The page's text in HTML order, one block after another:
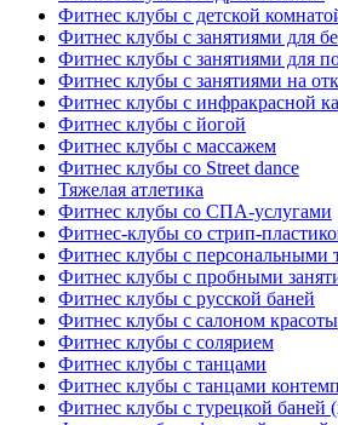
Фитнес клубы с детской
Фитнес клубы с занятиями для
Фитнес клубы с занятиями для
Фитнес клубы с занятиями на
Фитнес клубы с инфракрасной
Фитнес клубы с йогой
Фитнес клубы с массажем
Фитнес клубы со Street dance
Тяжелая атлетика
Фитнес клубы со СПА-услугами
Фитнес-клубы со стрип-
Фитнес клубы с персональными
Фитнес клубы с пробными
Фитнес клубы с русской баней
Фитнес клубы с салоном красоты
Фитнес клубы с солярием
Фитнес клубы с танцами
Фитнес клубы с танцами контемп
Фитнес клубы с турецкой баней